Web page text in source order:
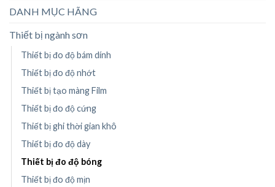
DANH MỤC HÃNG
Thiết bị ngành sơn
Thiết bị đo độ bám dính
Thiết bị đo độ nhớt
Thiết bị tạo màng Film
Thiết bị đo độ cứng
Thiết bị ghi thời gian khô
Thiết bị đo độ dày
Thiết bị đo độ bóng
Thiết bị đo độ mịn